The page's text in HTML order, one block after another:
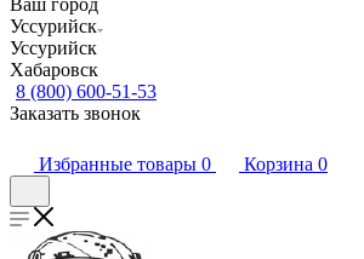
Ваш город
Уссурийск
Уссурийск
Хабаровск
8 (800) 600-51-53
Заказать звонок
Избранные товары 0 Корзина 0